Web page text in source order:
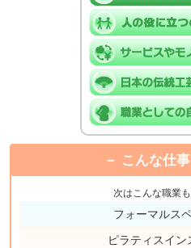
こんな仕
次はこんな職業
フォーマルス
ピラティスイン